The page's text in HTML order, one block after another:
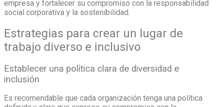
empresa y fortalecer su compromiso con la responsabilidad
social corporativa y la sostenibilidad.
Estrategias para crear un lugar de
trabajo diverso e inclusivo
Establecer una política clara de diversidad e
inclusión
Es recomendable que cada organización tenga una política